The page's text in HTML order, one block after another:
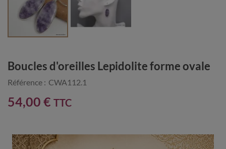
Boucles d'oreilles Lepidolite forme ovale
Référence : CWA112.1
54,00 € TTC